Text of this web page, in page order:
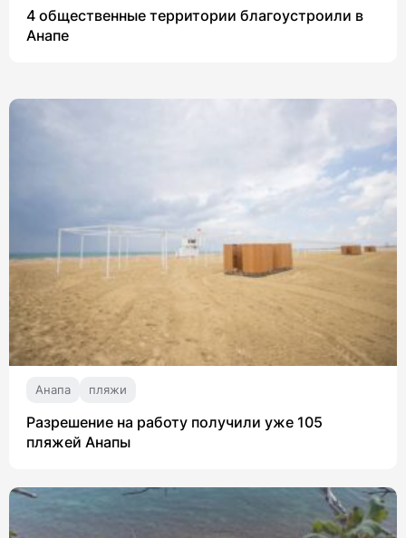
4 общественные территории благоустроили в
Анапе
Анапа пляжи
Разрешение на работу получили уже 105
пляжей Анапы